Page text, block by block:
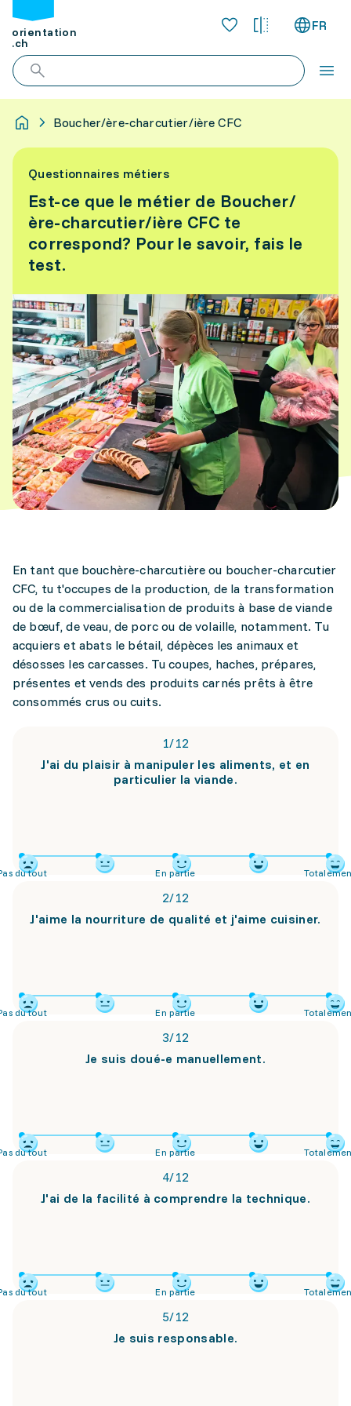
orientation
.ch
FR
Boucher/ère-charcutier/ière CFC
Questionnaires métiers
Est-ce que le métier de Boucher/
ère-charcutier/ière CFC te
correspond? Pour le savoir, fais le
test.
En tant que bouchère-charcutière ou boucher-charcutier
CFC, tu t'occupes de la production, de la transformation
ou de la commercialisation de produits à base de viande
de bœuf, de veau, de porc ou de volaille, notamment. Tu
acquiers et abats le bétail, dépèces les animaux et
désosses les carcasses. Tu coupes, haches, prépares,
présentes et vends des produits carnés prêts à être
consommés crus ou cuits.
1/12
J'ai du plaisir à manipuler les aliments, et en
particulier la viande.
du tout En partie
2/12
J'aime la nourriture de qualité et j'aime cuisiner.
du tout En partie
3/12
Je suis doué-e manuellement.
du tout En partie
4/12
J'ai de la facilité à comprendre la technique.
du tout En partie
5/12
Je suis responsable.